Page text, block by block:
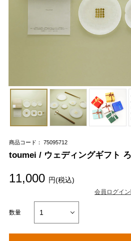
商品コード： 75095712
toumei / ウェディングギフト ろ
11,000 円(税込)
会員ログイン
数量